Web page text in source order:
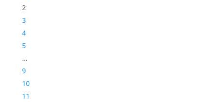
2
3
4
5
…
9
10
11